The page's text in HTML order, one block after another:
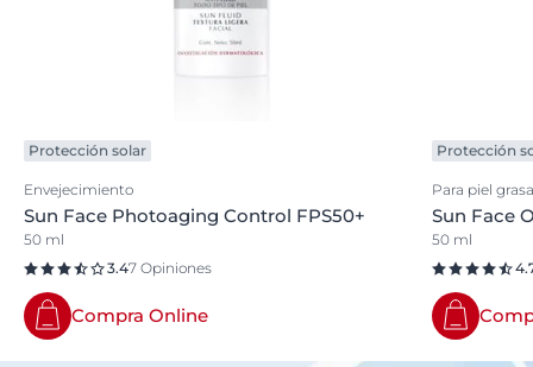
Protección solar
Envejecimiento
Sun Face Photoaging Control FPS50+
50 ml
3.47 Opiniones
Compra Online
Protección
Para piel
Sun Face
50 ml